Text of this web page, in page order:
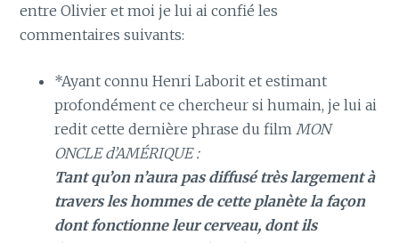
entre Olivier et moi je lui ai confié les
commentaires suivants:
*Ayant connu Henri Laborit et estimant
profondément ce chercheur si humain, je lui ai
redit cette dernière phrase du film MON
ONCLE d’AMÉRIQUE :
Tant qu’on n’aura pas diffusé très largement à
travers les hommes de cette planète la façon
dont fonctionne leur cerveau, dont ils